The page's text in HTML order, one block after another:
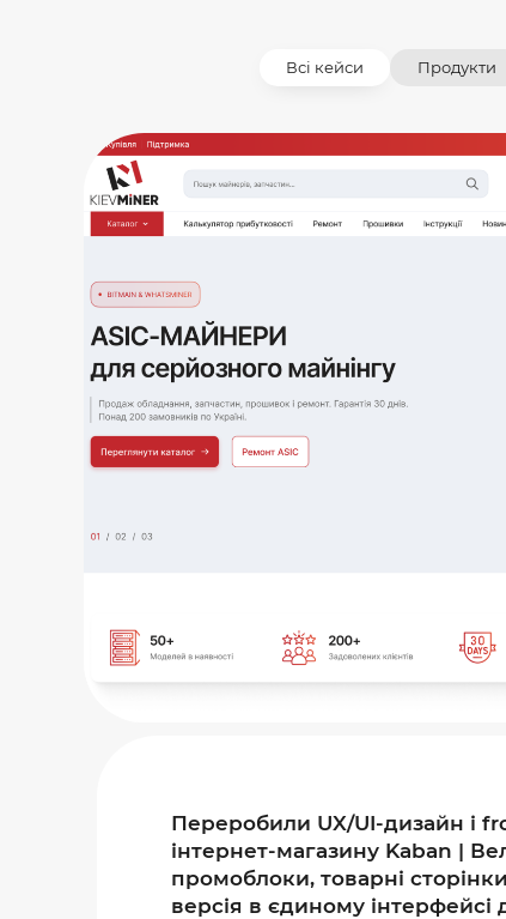
Всі кейси Продукти
Переробили UX/UI-дизайн і
інтернет-магазину Kaban |
промоблоки, товарні
версія в єдиному